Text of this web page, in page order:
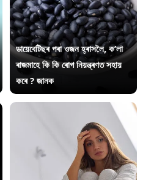
ডায়েবেটিছৰ পৰা ওজন হ্ৰাসলৈ, ক’লা
ৰাজমাহে কি কি ৰোগ নিয়ন্ত্ৰণত সহায়
কৰে ? জানক